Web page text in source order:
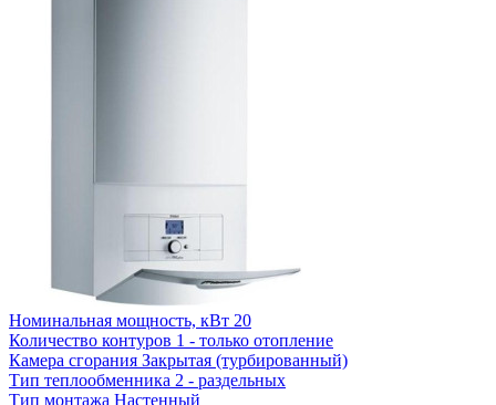
Номинальная мощность, кВт 20
Количество контуров 1 - только отопление
Камера сгорания Закрытая (турбированный)
Тип теплообменника 2 - раздельных
Тип монтажа Настенный